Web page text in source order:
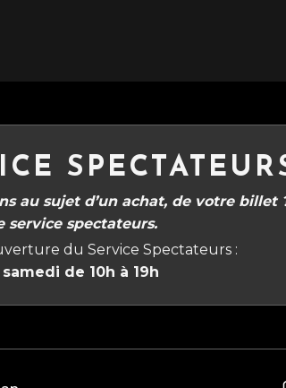
au sujet d’un achat, de votre billet
service spectateurs.
du Service Spectateurs :
de 10h à 19h